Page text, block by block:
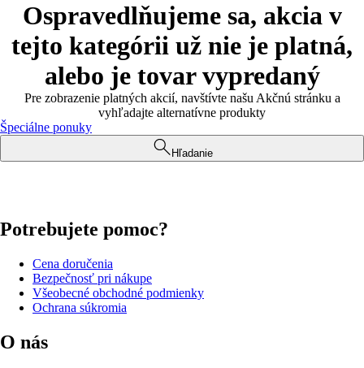
Ospravedlňujeme sa, akcia v
tejto kategórii už nie je platná,
alebo je tovar vypredaný
Pre zobrazenie platných akcií, navštívte našu Akčnú stránku a
vyhľadajte alternatívne produkty
Špeciálne ponuky
Hľadanie
Potrebujete pomoc?
Cena doručenia
Bezpečnosť pri nákupe
Všeobecné obchodné podmienky
Ochrana súkromia
O nás